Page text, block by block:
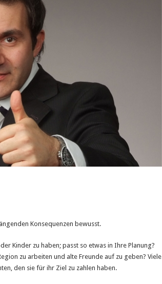
Konsequenzen bewusst.
Kinder zu haben; passt so etwas in Ihre Planung?
zu arbeiten und alte Freunde auf zu geben? Viele
den sie für ihr Ziel zu zahlen haben.